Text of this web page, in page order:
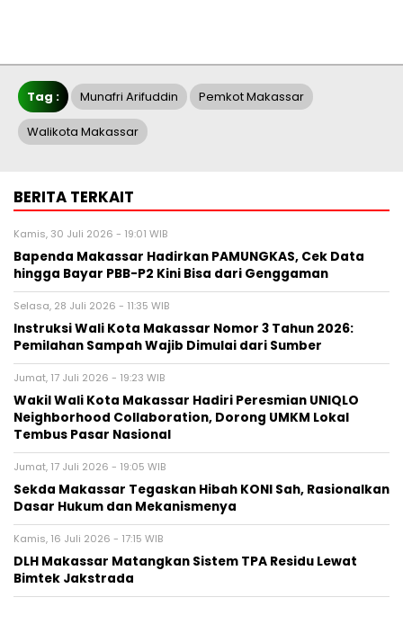
Tag : Munafri Arifuddin Pemkot Makassar
Walikota Makassar
BERITA TERKAIT
Kamis, 30 Juli 2026 - 19:01 WIB
Bapenda Makassar Hadirkan PAMUNGKAS, Cek Data
hingga Bayar PBB-P2 Kini Bisa dari Genggaman
Selasa, 28 Juli 2026 - 11:35 WIB
Instruksi Wali Kota Makassar Nomor 3 Tahun 2026:
Pemilahan Sampah Wajib Dimulai dari Sumber
Jumat, 17 Juli 2026 - 19:23 WIB
Wakil Wali Kota Makassar Hadiri Peresmian UNIQLO
Neighborhood Collaboration, Dorong UMKM Lokal
Tembus Pasar Nasional
Jumat, 17 Juli 2026 - 19:05 WIB
Sekda Makassar Tegaskan Hibah KONI Sah, Rasionalkan
Dasar Hukum dan Mekanismenya
Kamis, 16 Juli 2026 - 17:15 WIB
DLH Makassar Matangkan Sistem TPA Residu Lewat
Bimtek Jakstrada